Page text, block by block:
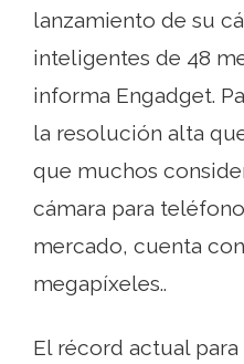
lanzamiento de su
inteligentes de 48
informa Engadget.
la resolución alta
que muchos
cámara para
mercado, cuenta
megapíxeles..
El récord actual para